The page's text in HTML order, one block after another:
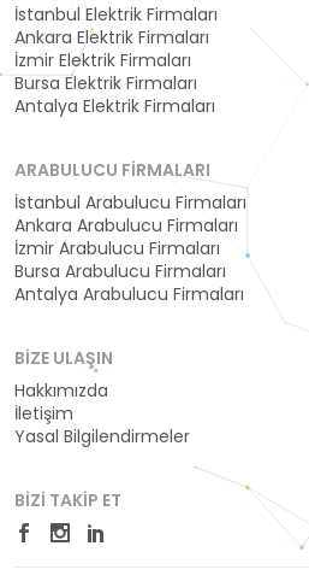
İstanbul Elektrik Firmaları
Ankara Elektrik Firmaları
İzmir Elektrik Firmaları
Bursa Elektrik Firmaları
Antalya Elektrik Firmaları
ARABULUCU FIRMALARI
İstanbul Arabulucu Firmaları
Ankara Arabulucu Firmaları
İzmir Arabulucu Firmaları
Bursa Arabulucu Firmaları
Antalya Arabulucu Firmaları
BIZE ULAŞIN
Hakkımızda
İletişim
Yasal Bilgilendirmeler
BIZI TAKIP ET